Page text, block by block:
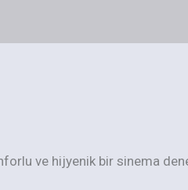
ve hijyenik bir sinema